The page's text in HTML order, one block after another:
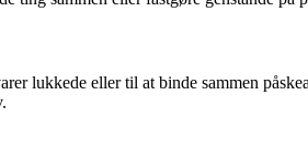
lukkede eller til at binde sammen